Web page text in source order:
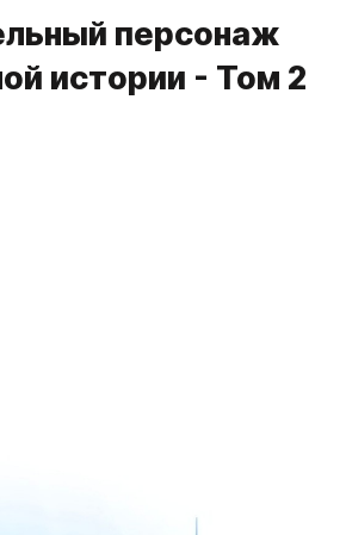
персонаж
истории - Том 2